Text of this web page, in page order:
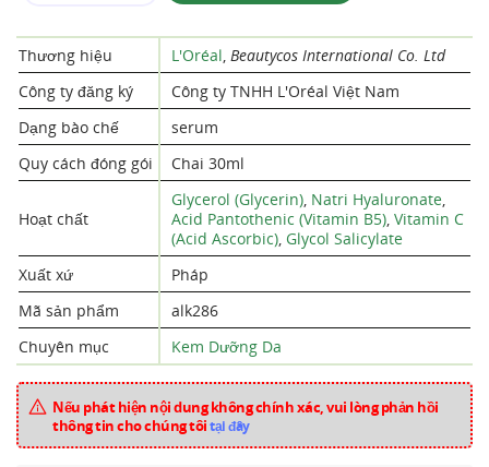
Thương hiệu L'Oréal, Beautycos International Co. Ltd
Công ty đăng ký
Công ty TNHH L'Oréal Việt Nam
Dạng bào chế
serum
Quy cách đóng gói
Chai 30ml
Hoạt chất
Glycerol (Glycerin), Natri Hyaluronate,
Acid Pantothenic (Vitamin B5), Vitamin C
(Acid Ascorbic), Glycol Salicylate
Xuất xứ
Pháp
Mã sản phẩm
alk286
Chuyên mục
Kem Dưỡng Da
Nếu phát hiện nội dung không chính xác, vui lòng phản hồi
thông tin cho chúng tôitại đây